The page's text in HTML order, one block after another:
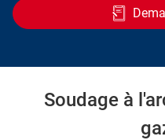
Soudage à